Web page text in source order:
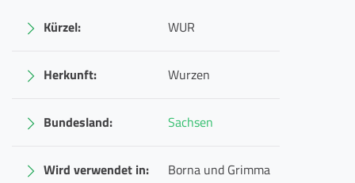
Kürzel: WUR
Herkunft: Wurzen
Bundesland: Sachsen
Wird verwendet in: Borna und Grimma